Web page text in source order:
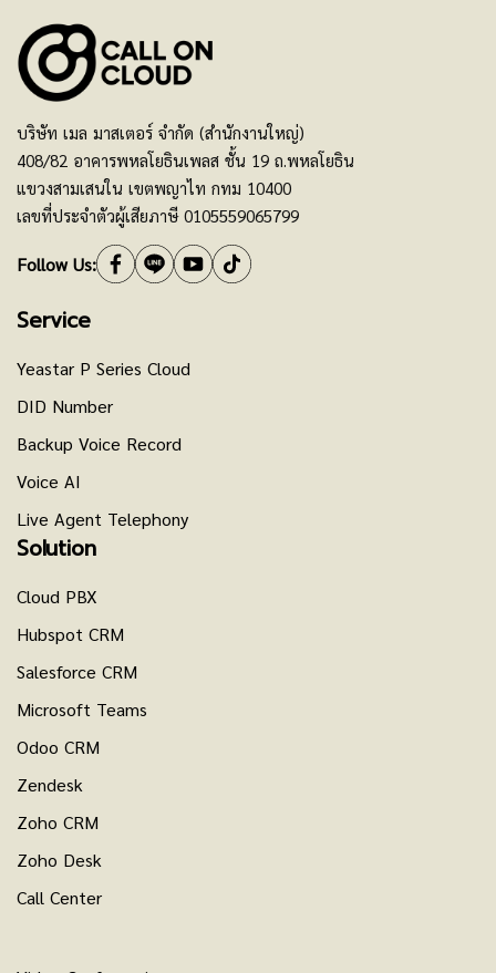
บริษัท เมล มาสเตอร์ จำกัด (สำนักงานใหญ่)
408/82 อาคารพหลโยธินเพลส ชั้น 19 ถ.พหลโยธิน
แขวงสามเสนใน เขตพญาไท กทม 10400
เลขที่ประจำตัวผู้เสียภาษี 0105559065799
Follow Us:
Service
Yeastar P Series Cloud
DID Number
Backup Voice Record
Voice AI
Live Agent Telephony
Solution
Cloud PBX
Hubspot CRM
Salesforce CRM
Microsoft Teams
Odoo CRM
Zendesk
Zoho CRM
Zoho Desk
Call Center